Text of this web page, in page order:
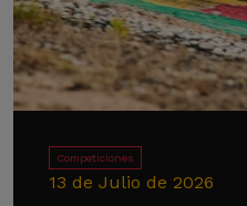
Competiciones
13 de Julio de 2026